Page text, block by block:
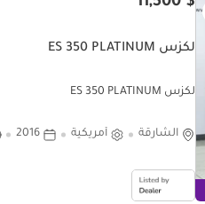
لكزس ES 350 PLATINUM
لكزس ES 350 PLATINUM
الشارقة أمريكية 2016